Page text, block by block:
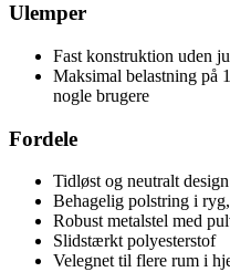
Ulemper
Fast konstruktion uden
Maksimal belastning på
nogle brugere
Fordele
Tidløst og neutralt design
Behagelig polstring i
Robust metalstel med
Slidstærkt polyesterstof
Velegnet til flere rum i